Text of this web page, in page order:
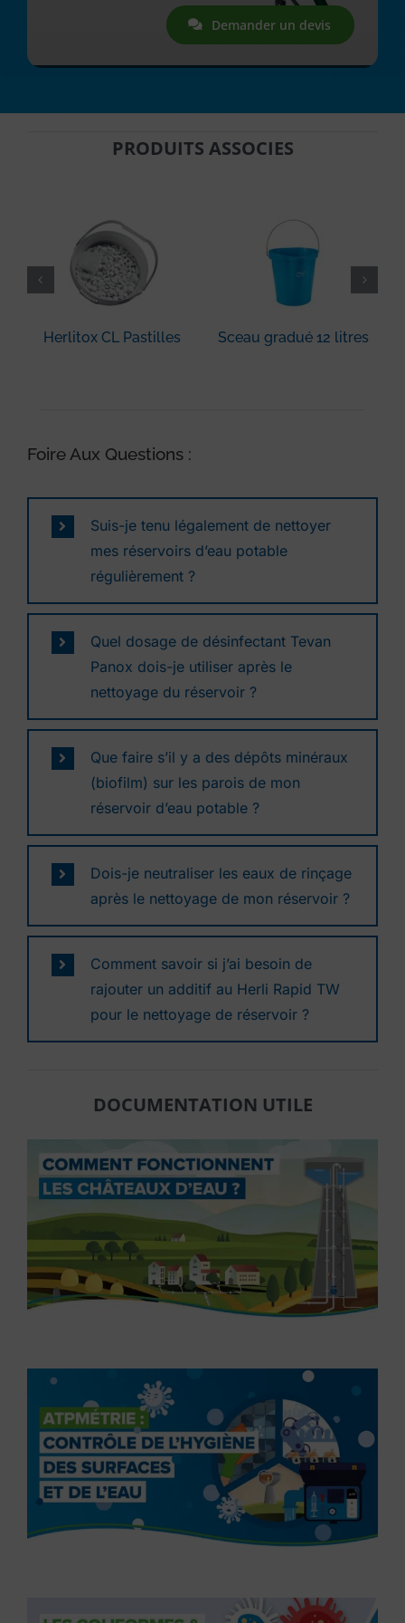
Demander un devis
PRODUITS ASSOCIES
Herlitox CL Pastilles Sceau gradué 12 litres
Foire Aux Questions :
Suis-je tenu légalement de nettoyer
mes réservoirs d’eau potable
régulièrement ?
Quel dosage de désinfectant Tevan
Panox dois-je utiliser après le
nettoyage du réservoir ?
Que faire s’il y a des dépôts minéraux
(biofilm) sur les parois de mon
réservoir d’eau potable ?
Dois-je neutraliser les eaux de rinçage
après le nettoyage de mon réservoir ?
Comment savoir si j’ai besoin de
rajouter un additif au Herli Rapid TW
pour le nettoyage de réservoir ?
DOCUMENTATION UTILE